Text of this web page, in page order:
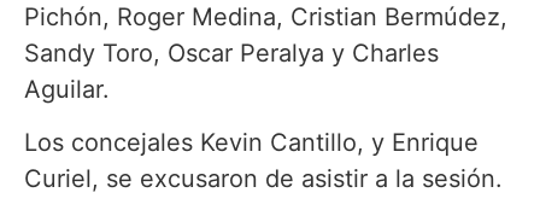
Pichón, Roger Medina, Cristian Bermúdez,
Sandy Toro, Oscar Peralya y Charles
Aguilar.
Los concejales Kevin Cantillo, y Enrique
Curiel, se excusaron de asistir a la sesión.